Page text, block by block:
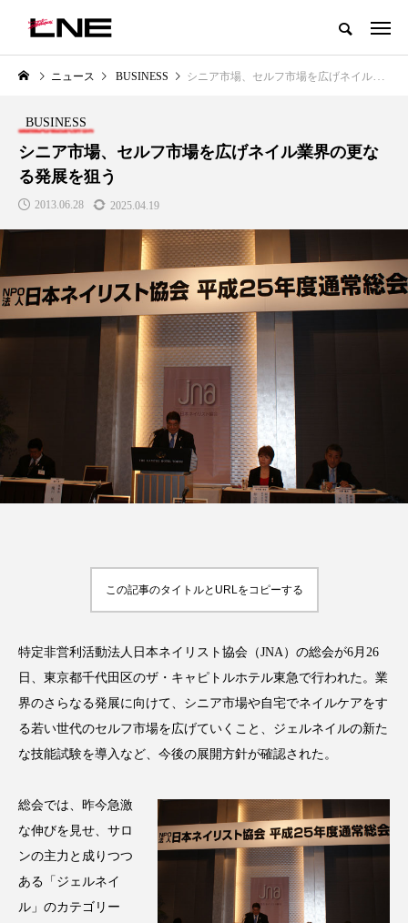
グローバルビューティ＆ヘルスケアビジネス誌
BUSINESS
GWI調査から読み解く2030年の
都市型スパ――身近なウェルネス
の次世代モデル
PREMIUM
青山メディカルクリニック｜本
玲 院長：内科と循環器専門医の
知見が切り拓く、再生医療と統
医療の新たな価値
2026.04.28
FEATURED 注目の企画
TAG LIST タグ一覧
AI B2B BeautyTech ChatGPT
Gemini Instagram SaaS SNS
アンチエイジング アンチソリチュード
インタビュー インナービューティー 冷え
インナービューティーアワード2025受賞商品
ニュース BUSINESS シニア市場、セルフ市場を広げネイル業界の更なる発展を狙う
BUSINESS
シニア市場、セルフ市場を広げネイル業界の更な
る発展を狙う
2013.06.28 2025.04.19
この記事のタイトルとURLをコピーする
特定非営利活動法人日本ネイリスト協会（JNA）の総会が6月26
日、東京都千代田区のザ・キャピトルホテル東急で行われた。業
界のさらなる発展に向けて、シニア市場や自宅でネイルケアをす
る若い世代のセルフ市場を広げていくこと、ジェルネイルの新た
な技能試験を導入など、今後の展開方針が確認された。
総会では、昨今急激
な伸びを見せ、サロ
ンの主力と成りつつ
ある「ジェルネイ
ル」のカテゴリー